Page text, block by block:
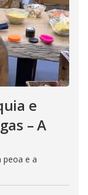
e
– A
peoa e a